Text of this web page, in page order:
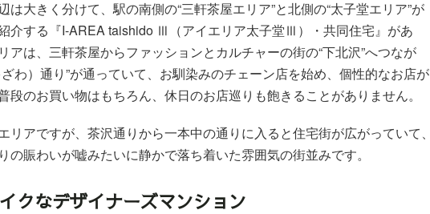
は大きく分けて、駅の南側の“三軒茶屋エリア”と北側の“太子堂エリア”が
介する『I-AREA taishido Ⅲ（アイエリア太子堂Ⅲ）・共同住宅』があ
アは、 三軒茶屋からファッションとカルチャーの街の“下北沢”へつなが
わ）通り”が通っていて、お馴染みのチェーン店を始め、個性的なお店が
段のお買い物はもちろん、休日のお店巡りも飽きることがありません。
リアですが、茶沢通りから一本中の通りに入ると住宅街が広がっていて、
の賑わいが嘘みたいに静かで落ち着いた雰囲気の街並みです。
クなデザイナーズマンション